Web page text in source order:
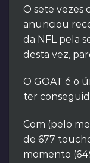
O sete vezes
anunciou
da NFL pela
desta vez,
O GOAT é o
ter
Com (pelo
de 677
momento